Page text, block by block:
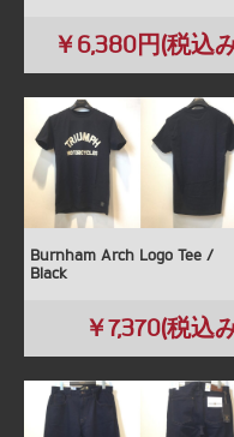
￥6,380円(税込
Burnham Arch Logo Tee /
Black
￥7,370(税込